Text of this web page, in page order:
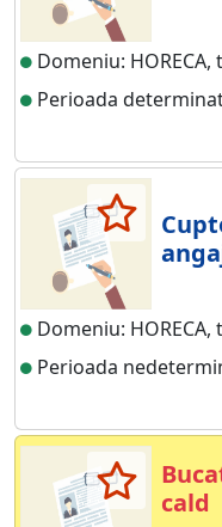
Domeniu: HORECA,
Perioada
Domeniu: HORECA,
Perioada
cald